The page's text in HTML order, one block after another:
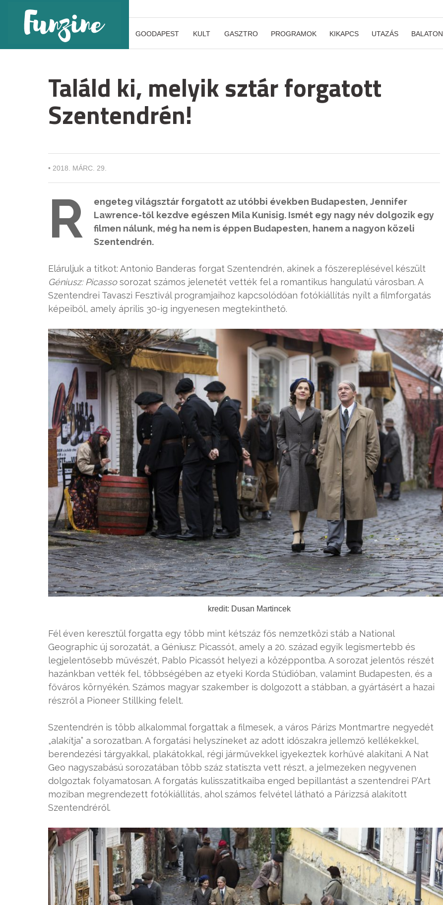
GOODAPEST KULT GASZTRO PROGRAMOK KIKAPCS UTAZÁS BALATON
Találd ki, melyik sztár forgatott
Szentendrén!
• 2018. MÁRC. 29.
R
engeteg világsztár forgatott az utóbbi években Budapesten, Jennifer
Lawrence-től kezdve egészen Mila Kunisig. Ismét egy nagy név dolgozik egy
filmen nálunk, még ha nem is éppen Budapesten, hanem a nagyon közeli
Szentendrén.
Eláruljuk a titkot: Antonio Banderas forgat Szentendrén, akinek a főszereplésével készült
Géniusz: Picassosorozat számos jelenetét vették fel a romantikus hangulatú városban. A
Szentendrei Tavaszi Fesztivál programjaihoz kapcsolódóan fotókiállítás nyílt a filmforgatás
képeiből, amely április 30-ig ingyenesen megtekinthető.
kredit: Dusan Martincek
Fél éven keresztül forgatta egy több mint kétszáz fős nemzetközi stáb a National
Geographic új sorozatát, a Géniusz: Picassót, amely a 20. század egyik legismertebb és
legjelentősebb művészét, Pablo Picassót helyezi a középpontba. A sorozat jelentős részét
hazánkban vették fel, többségében az etyeki Korda Stúdióban, valamint Budapesten, és a
főváros környékén. Számos magyar szakember is dolgozott a stábban, a gyártásért a hazai
részről a Pioneer Stillking felelt.
Szentendrén is több alkalommal forgattak a filmesek, a város Párizs Montmartre negyedét
„alakítja” a sorozatban. A forgatási helyszíneket az adott időszakra jellemző kellékekkel,
berendezési tárgyakkal, plakátokkal, régi járművekkel igyekeztek korhűvé alakítani. A Nat
Geo nagyszabású sorozatában több száz statiszta vett részt, a jelmezeken negyvenen
dolgoztak folyamatosan. A forgatás kulisszatitkaiba enged bepillantást a szentendrei P’Art
moziban megrendezett fotókiállítás, ahol számos felvétel látható a Párizzsá alakított
Szentendréről.